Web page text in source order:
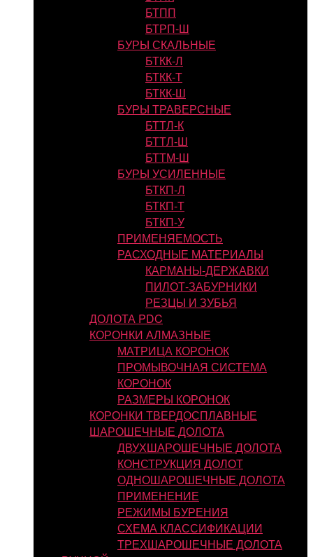
БТПП
БТРП-Ш
БУРЫ СКАЛЬНЫЕ
БТКК-Л
БТКК-Т
БТКК-Ш
БУРЫ ТРАВЕРСНЫЕ
БТТЛ-К
БТТЛ-Ш
БТТМ-Ш
БУРЫ УСИЛЕННЫЕ
БТКП-Л
БТКП-Т
БТКП-У
ПРИМЕНЯЕМОСТЬ
РАСХОДНЫЕ МАТЕРИАЛЫ
КАРМАНЫ-ДЕРЖАВКИ
ПИЛОТ-ЗАБУРНИКИ
РЕЗЦЫ И ЗУБЬЯ
ДОЛОТА PDC
КОРОНКИ АЛМАЗНЫЕ
МАТРИЦА КОРОНОК
ПРОМЫВОЧНАЯ СИСТЕМА
КОРОНОК
РАЗМЕРЫ КОРОНОК
КОРОНКИ ТВЕРДОСПЛАВНЫЕ
ШАРОШЕЧНЫЕ ДОЛОТА
ДВУХШАРОШЕЧНЫЕ ДОЛОТА
КОНСТРУКЦИЯ ДОЛОТ
ОДНОШАРОШЕЧНЫЕ ДОЛОТА
ПРИМЕНЕНИЕ
РЕЖИМЫ БУРЕНИЯ
СХЕМА КЛАССИФИКАЦИИ
ТРЕХШАРОШЕЧНЫЕ ДОЛОТА